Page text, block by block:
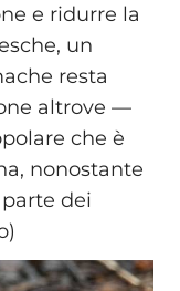
e ridurre la
un
resta
altrove —
che è
nonostante
dei